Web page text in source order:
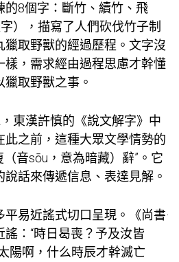
的8個字：斷竹、續竹、飛
），描寫了人們砍伐竹子制
獵取野獸的經過歷程。文字沒
樣，需求經由過程思慮才幹懂
取野獸之事。
東漢許慎的《說文解字》中
之前，這種大眾文學情勢的
（音sōu，意為暗藏）辭”。它
話來傳遞信息、表達見解。
易近謠式切口呈現。《尚書·
：“時日曷喪？予及汝皆
陽啊，什么時辰才幹滅亡